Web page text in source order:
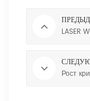
LASER
Рост